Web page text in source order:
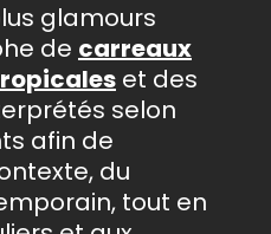
glamours
de carreaux
es et des
selon
afin de
du
tout en